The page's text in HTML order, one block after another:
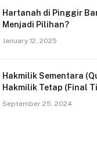
Hartanah di Pinggir
Menjadi Pilihan?
January 12, 2025
Hakmilik Sementara
Hakmilik Tetap (Final
September 25, 2024